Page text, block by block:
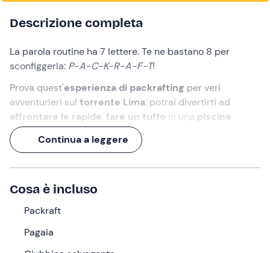
Descrizione completa
La parola routine ha 7 lettere. Te ne bastano 8 per
sconfiggerla: P-A-C-K-R-A-F-T!
Prova quest'esperienza di packrafting per veri
avventurieri sul torrente Lima: potrai divertirti ad
affrontare le rapide, fare un tuffo in una piscina
naturalee ammirare loscenario
L'adrenalina ti farà scordare la monotonia della
quotidianità: provare per credere!
Cosa faremo
L'appuntamento è
nel punto di ritrovo a
guida, che ci fornirà tutto l'
Continua a leggere
Cosa è incluso
Packraft
Pagaia